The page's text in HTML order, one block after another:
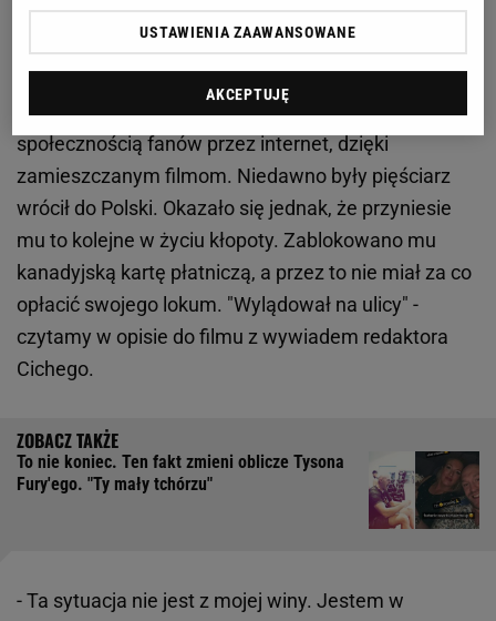
Zobacz wideoDlaczego Polacy kochają freak fighty?
Później przez lata utrzymywał kontakt z polską
społecznością fanów przez internet, dzięki
zamieszczanym filmom. Niedawno były pięściarz
wrócił do Polski. Okazało się jednak, że przyniesie
mu to kolejne w życiu kłopoty. Zablokowano mu
kanadyjską kartę płatniczą, a przez to nie miał za co
opłacić swojego lokum. "Wylądował na ulicy" -
czytamy w opisie do filmu z wywiadem redaktora
Cichego.
To nie koniec. Ten fakt zmieni oblicze Tysona
Fury'ego. "Ty mały tchórzu"
- Ta sytuacja nie jest z mojej winy. Jestem w
USTAWIENIA ZAAWANSOWANE
AKCEPTUJĘ